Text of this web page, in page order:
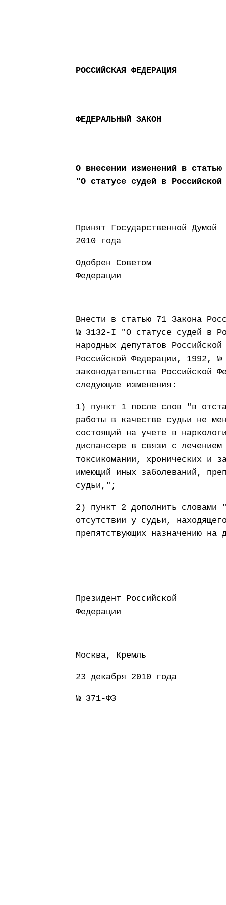
РОССИЙСКАЯ ФЕДЕРАЦИЯ
ФЕДЕРАЛЬНЫЙ ЗАКОН
О внесении изменений в
"О статусе судей в Российской
Принят
2010 года
Одобрен Советом
Федерации 15
Внести в статью 71 Закона
№ 3132-I "О статусе судей в
народных депутатов
Российской Федерации, 1992,
законодательства
следующие изменения:
1) пункт 1 после слов "в
работы в качестве судьи не
состоящий на учете в
диспансере в связи с
токсикомании, хронических и
имеющий иных заболеваний,
судьи,";
2) пункт 2 дополнить словами
отсутствии у судьи,
препятствующих назначению на
Президент Российской
Федерации
Москва, Кремль
23 декабря 2010 года
№ 371-ФЗ